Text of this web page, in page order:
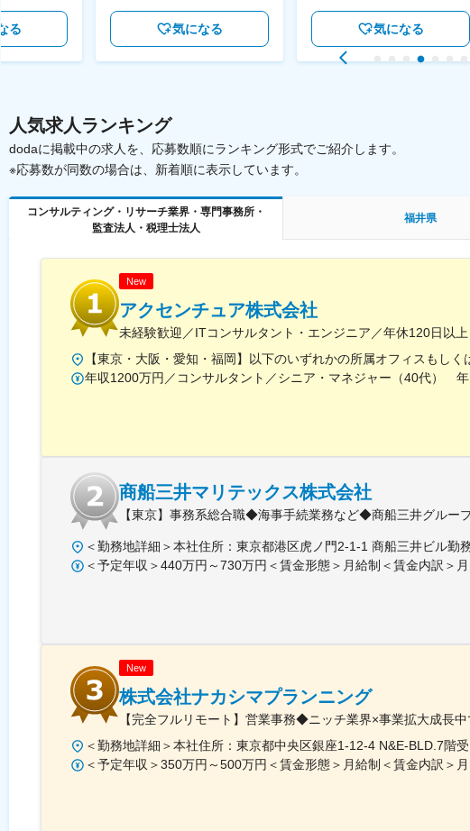
る 気になる 気になる
人気求人ランキング
dodaに掲載中の求人を、応募数順にランキング形式でご紹介します。
※応募数が同数の場合は、新着順に表示しています。
コンサルティング・リサーチ業界・専門事務所・
監査法人・税理士法人
福井県
New
アクセンチュア株式会社
未経験歓迎／ITコンサルタント・エンジニア／年休120日以上
商船三井マリテックス株式会社
【東京】事務系総合職◆海事手続業務など◆商船三井グルー
New
株式会社ナカシマプランニング
【完全フルリモート】営業事務◆ニッチ業界×事業拡大成長